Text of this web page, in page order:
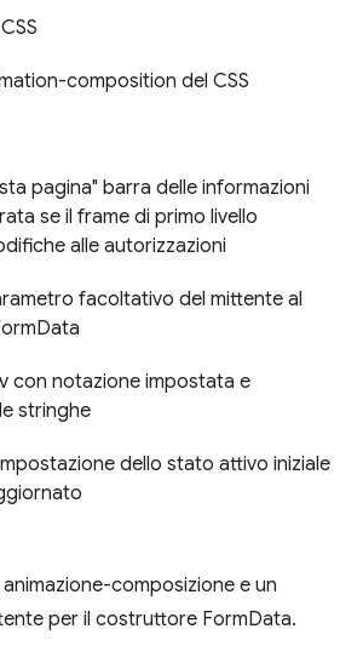
composition del CSS
pagina" barra delle informazioni
se il frame di primo livello
alle autorizzazioni
facoltativo del mittente al
con notazione impostata e
stringhe
dello stato attivo iniziale
animazione-composizione e un
per il costruttore FormData.